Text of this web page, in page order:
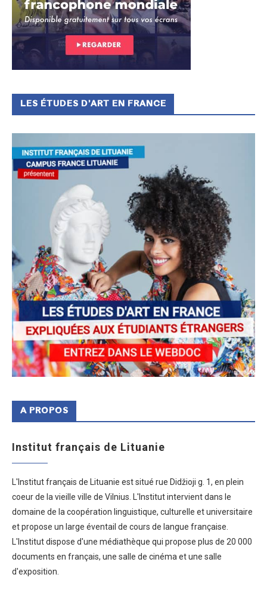
LES ÉTUDES D’ART EN FRANCE
A PROPOS
Institut français de Lituanie
L'Institut français de Lituanie est situé rue Didžioji g. 1, en plein
coeur de la vieille ville de Vilnius. L'Institut intervient dans le
domaine de la coopération linguistique, culturelle et universitaire
et propose un large éventail de cours de langue française.
L'Institut dispose d'une médiathèque qui propose plus de 20 000
documents en français, une salle de cinéma et une salle
d'exposition.